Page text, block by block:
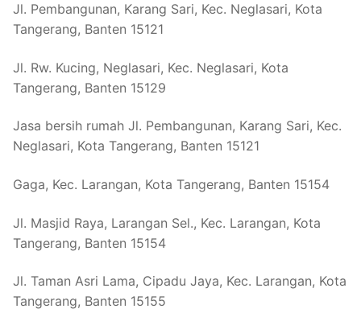
Jl. Pembangunan, Karang Sari, Kec. Neglasari, Kota
Tangerang, Banten 15121
Jl. Rw. Kucing, Neglasari, Kec. Neglasari, Kota
Tangerang, Banten 15129
Jasa bersih rumah Jl. Pembangunan, Karang Sari, Kec.
Neglasari, Kota Tangerang, Banten 15121
Gaga, Kec. Larangan, Kota Tangerang, Banten 15154
Jl. Masjid Raya, Larangan Sel., Kec. Larangan, Kota
Tangerang, Banten 15154
Jl. Taman Asri Lama, Cipadu Jaya, Kec. Larangan, Kota
Tangerang, Banten 15155